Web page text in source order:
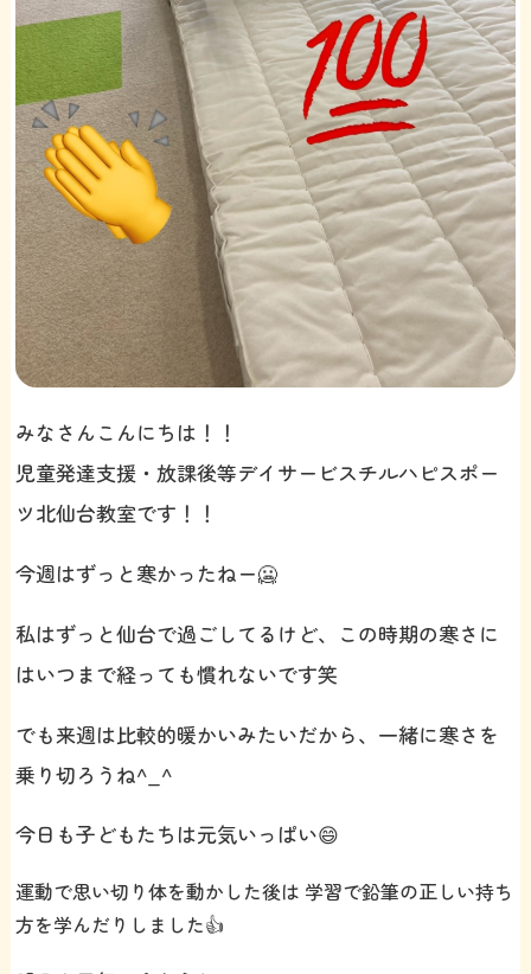
みなさんこんにちは！！
児童発達支援・放課後等デイサービスチルハピスポー
ツ北仙台教室です！！
今週はずっと寒かったねー🥶
私はずっと仙台で過ごしてるけど、この時期の寒さに
はいつまで経っても慣れないです笑
でも来週は比較的暖かいみたいだから、一緒に寒さを
乗り切ろうね^_^
今日も子どもたちは元気いっぱい😄
運動で思い切り体を動かした後は 学習で鉛筆の正しい持ち
方を学んだりしました👍